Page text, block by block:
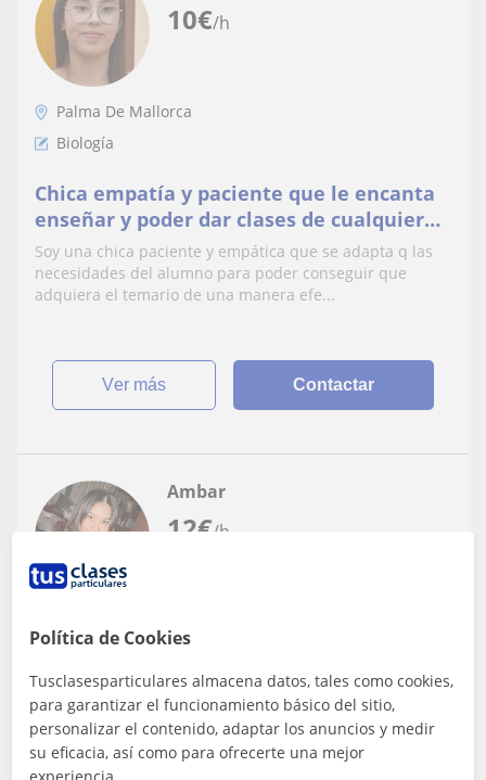
10€/h
Palma De Mallorca
Biología
Chica empatía y paciente que le encanta
enseñar y poder dar clases de cualquier
materia desde primaria hasta 2 de
bachillerato.
Soy una chica paciente y empática que se adapta q las
necesidades del alumno para poder conseguir que
adquiera el temario de una manera efe...
ver más Contactar
12€/h
Ambar
Biología
Soy estudiante de Biología en la UIB, en
tercer año. He trabajado de niñera tanto
de bebes como de niños pequeños.
Me adapto a los horarios disponibles y a lo que
Política de Cookies
Tusclasesparticulares almacena datos, tales como cookies,
para garantizar el funcionamiento básico del sitio,
personalizar el contenido, adaptar los anuncios y medir
su eficacia, así como para ofrecerte una mejor
experiencia.